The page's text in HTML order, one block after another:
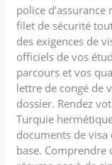
police
filet de sécurité
des exigences de
officiels de vos
parcours et vos
lettre de congé de
dossier. Rendez
Turquie
documents de
base.